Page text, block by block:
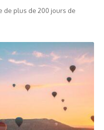
de plus de 200 jours de